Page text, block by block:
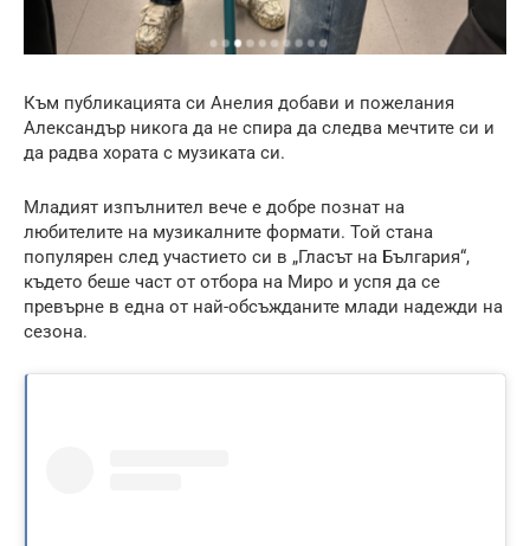
Към публикацията си Анелия добави и пожелания
Александър никога да не спира да следва мечтите си и
да радва хората с музиката си.
Младият изпълнител вече е добре познат на
любителите на музикалните формати. Той стана
популярен след участието си в „Гласът на България“,
където беше част от отбора на Миро и успя да се
превърне в една от най-обсъжданите млади надежди на
сезона.